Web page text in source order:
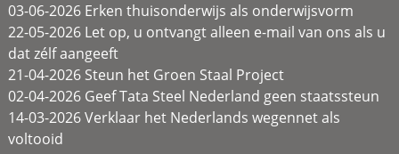
03-06-2026 Erken thuisonderwijs als onderwijsvorm
22-05-2026 Let op, u ontvangt alleen e-mail van ons als u
dat zélf aangeeft
21-04-2026 Steun het Groen Staal Project
02-04-2026 Geef Tata Steel Nederland geen staatssteun
14-03-2026 Verklaar het Nederlands wegennet als
voltooid